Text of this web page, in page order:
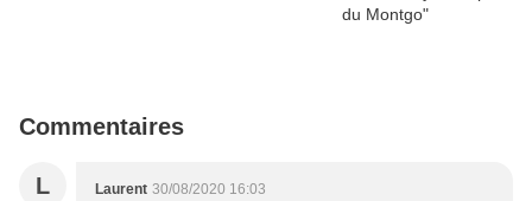
Commentaires
L Laurent 30/08/2020 16:03